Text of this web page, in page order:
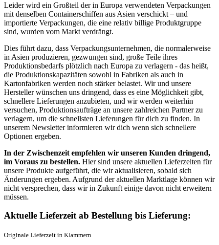
Leider wird ein Großteil der in Europa verwendeten Verpackungen
mit denselben Containerschiffen aus Asien verschickt – und
importierte Verpackungen, die eine relativ billige Produktgruppe
sind, wurden vom Markt verdrängt.
Dies führt dazu, dass Verpackungsunternehmen, die normalerweise
in Asien produzieren, gezwungen sind, große Teile ihres
Produktionsbedarfs plötzlich nach Europa zu verlagern - das heißt,
die Produktionskapazitäten sowohl in Fabriken als auch in
Kartonfabriken werden noch stärker belastet. Wir und unsere
Hersteller wünschen uns dringend, dass es eine Möglichkeit gibt,
schnellere Lieferungen anzubieten, und wir werden weiterhin
versuchen, Produktionsaufträge an unsere zahlreichen Partner zu
verlagern, um die schnellsten Lieferungen für dich zu finden. In
unserem Newsletter informieren wir dich wenn sich schnellere
Optionen ergeben.
In der Zwischenzeit empfehlen wir unseren Kunden dringend,
im Voraus zu bestellen. Hier sind unsere aktuellen Lieferzeiten für
unsere Produkte aufgeführt, die wir aktualisieren, sobald sich
Änderungen ergeben. Aufgrund der aktuellen Marktlage können wir
nicht versprechen, dass wir in Zukunft einige davon nicht erweitern
müssen.
Aktuelle Lieferzeit ab Bestellung bis Lieferung:
Originale Lieferzeit in Klammern